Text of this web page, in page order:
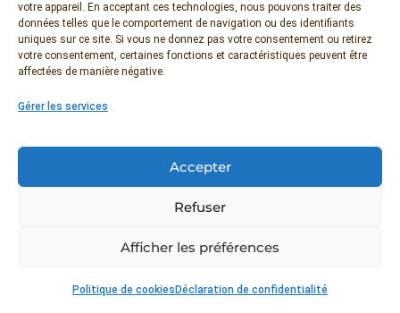
votre appareil. En acceptant ces technologies, nous pouvons traiter des
données telles que le comportement de navigation ou des identifiants
uniques sur ce site. Si vous ne donnez pas votre consentement ou retirez
votre consentement, certaines fonctions et caractéristiques peuvent être
affectées de manière négative.
Gérer les services
Accepter
Refuser
Afficher les préférences
Politique de cookies Déclaration de confidentialité
de nos actualités et offres spéciales.
Chalet Solneige © 2026 All Rights Reserved